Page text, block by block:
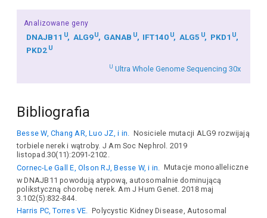
Analizowane geny
DNAJB11 U ALG9U GANABU IFT140U ALG5 U PKD1U
PKD2 U
U Ultra Whole Genome Sequencing 30x
Bibliografia
Besse W, Chang AR, Luo JZ, i in. Nosiciele mutacji ALG9 rozwijają
torbiele nerek i wątroby. J Am Soc Nephrol. 2019
listopad.30(11):2091-2102.
Cornec-Le Gall E, Olson RJ, Besse W, i in.
Mutacje monoalleliczne
w DNAJB11 powodują atypową, autosomalnie dominującą
polikstyczną chorobę nerek. Am J Hum Genet. 2018 maj
3.102(5):832-844.
Harris PC, Torres VE. Polycystic Kidney Disease, Autosomal